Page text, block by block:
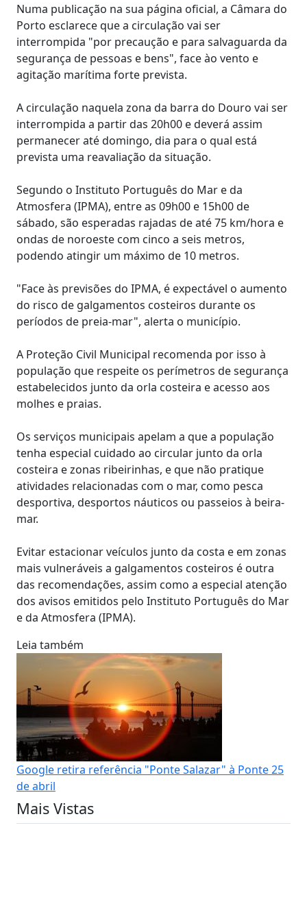
Numa publicação na sua página oficial, a Câmara do
Porto esclarece que a circulação vai ser
interrompida "por precaução e para salvaguarda da
segurança de pessoas e bens", face ào vento e
agitação marítima forte prevista.
A circulação naquela zona da barra do Douro vai ser
interrompida a partir das 20h00 e deverá assim
permanecer até domingo, dia para o qual está
prevista uma reavaliação da situação.
Segundo o Instituto Português do Mar e da
Atmosfera (IPMA), entre as 09h00 e 15h00 de
sábado, são esperadas rajadas de até 75 km/hora e
ondas de noroeste com cinco a seis metros,
podendo atingir um máximo de 10 metros.
"Face às previsões do IPMA, é expectável o aumento
do risco de galgamentos costeiros durante os
períodos de preia-mar", alerta o município.
A Proteção Civil Municipal recomenda por isso à
população que respeite os perímetros de segurança
estabelecidos junto da orla costeira e acesso aos
molhes e praias.
Os serviços municipais apelam a que a população
tenha especial cuidado ao circular junto da orla
costeira e zonas ribeirinhas, e que não pratique
atividades relacionadas com o mar, como pesca
desportiva, desportos náuticos ou passeios à beira-
mar.
Evitar estacionar veículos junto da costa e em zonas
mais vulneráveis a galgamentos costeiros é outra
das recomendações, assim como a especial atenção
dos avisos emitidos pelo Instituto Português do Mar
e da Atmosfera (IPMA).
Leia também
Google retira referência "Ponte Salazar" à Ponte 25
de abril
Mais Vistas